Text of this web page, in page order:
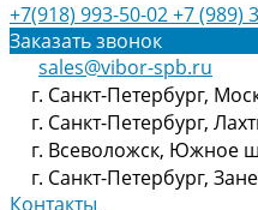
+7(918) 993-50-02+7 (989)
Заказать звонок
sales@vibor-spb.ru
г. Санкт-Петербург,
г. Санкт-Петербург,
г. Всеволожск, Южное
г. Санкт-Петербург,
Контакты